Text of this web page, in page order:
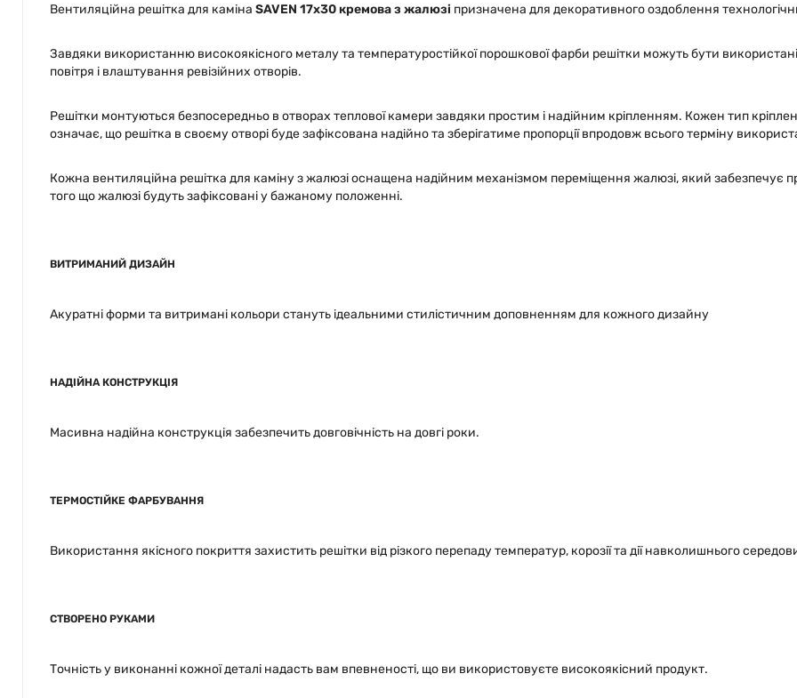
Вентиляційна решітка для каміна SAVEN 17х30 кремова з жалюзі призначена для декоративного оздоблення
Завдяки використанню високоякісного металу та температуростійкої порошкової фарби решітки можуть бути
повітря і влаштування ревізійних отворів.
Решітки монтуються безпосередньо в отворах теплової камери завдяки простим і надійним кріпленням. Кожен тип
означає, що решітка в своєму отворі буде зафіксована надійно та зберігатиме пропорції впродовж всього терміну
Кожна вентиляційна решітка для каміну з жалюзі оснащена надійним механізмом переміщення жалюзі, який забезпечує
того що жалюзі будуть зафіксовані у бажаному положенні.
ВИТРИМАНИЙ ДИЗАЙН
Акуратні форми та витримані кольори стануть ідеальними стилістичним доповненням для кожного дизайну
НАДІЙНА КОНСТРУКЦІЯ
Масивна надійна конструкція забезпечить довговічність на довгі роки.
ТЕРМОСТІЙКЕ ФАРБУВАННЯ
Використання якісного покриття захистить решітки від різкого перепаду температур, корозії та дії навколишнього
СТВОРЕНО РУКАМИ
Точність у виконанні кожної деталі надасть вам впевненості, що ви використовуєте високоякісний продукт.